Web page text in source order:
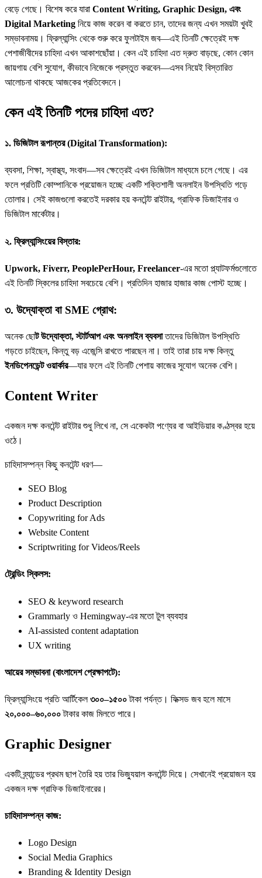
বেড়ে গেছে। বিশেষ করে যারা Content Writing, Graphic Design, এবং
Digital Marketing নিয়ে কাজ করেন বা করতে চান, তাদের জন্য এখন সময়টা খুবই
সম্ভাবনাময়। ফ্রিল্যান্সিং থেকে শুরু করে ফুলটাইম জব—এই তিনটি ক্ষেত্রেই দক্ষ
পেশাজীবীদের চাহিদা এখন আকাশছোঁয়া। কেন এই চাহিদা এত দ্রুত বাড়ছে, কোন কোন
জায়গায় বেশি সুযোগ, কীভাবে নিজেকে প্রস্তুত করবেন—এসব নিয়েই বিস্তারিত
আলোচনা থাকছে আজকের প্রতিবেদনে।
কেন এই তিনটি পদের চাহিদা এত?
১. ডিজিটাল রূপান্তর (Digital Transformation):
ব্যবসা, শিক্ষা, স্বাস্থ্য, সংবাদ—সব ক্ষেত্রেই এখন ডিজিটাল মাধ্যমে চলে গেছে। এর
ফলে প্রতিটি কোম্পানিকে প্রয়োজন হচ্ছে একটি শক্তিশালী অনলাইন উপস্থিতি গড়ে
তোলার। সেই কাজগুলো করতেই দরকার হয় কনটেন্ট রাইটার, গ্রাফিক ডিজাইনার ও
ডিজিটাল মার্কেটার।
২. ফ্রিল্যান্সিংয়ের বিস্তার:
Upwork, Fiverr, PeoplePerHour, Freelancer-এর মতো প্ল্যাটফর্মগুলোতে
এই তিনটি স্কিলের চাহিদা সবচেয়ে বেশি। প্রতিদিন হাজার হাজার কাজ পোস্ট হচ্ছে।
৩. উদ্যোক্তা বা SME গ্রোথ:
অনেক ছোট উদ্যোক্তা, স্টার্টআপ এবং অনলাইন ব্যবসাতাদের ডিজিটাল উপস্থিতি
গড়তে চাইছেন, কিন্তু বড় এজেন্সি রাখতে পারছেন না। তাই তারা চায় দক্ষ কিন্তু
ইনডিপেনডেন্ট ওয়ার্কার—যার ফলে এই তিনটি পেশায় কাজের সুযোগ অনেক বেশি।
Content Writer
একজন দক্ষ কনটেন্ট রাইটার শুধু লিখে না, সে একেকটা পণ্যের বা আইডিয়ার কণ্ঠস্বর হয়ে
ওঠে।
চাহিদাসম্পন্ন কিছু কনটেন্ট ধরণ—
SEO Blog
Product Description
Copywriting for Ads
Website Content
Scriptwriting for Videos/Reels
ট্রেন্ডিং স্কিলস:
SEO & keyword research
Grammarly ও Hemingway-এর মতো টুল ব্যবহার
AI-assisted content adaptation
UX writing
আয়ের সম্ভাবনা (বাংলাদেশ প্রেক্ষাপটে):
ফ্রিল্যান্সিংয়ে প্রতি আর্টিকেল৩০০–১৫০০টাকা পর্যন্ত। ফিক্সড জব হলে মাসে
২০,০০০–৬০,০০০টাকার কাজ মিলতে পারে।
Graphic Designer
একটি ব্র্যান্ডের প্রথম ছাপ তৈরি হয় তার ভিজ্যুয়াল কনটেন্ট দিয়ে। সেখানেই প্রয়োজন হয়
একজন দক্ষ গ্রাফিক ডিজাইনারের।
চাহিদাসম্পন্ন কাজ:
Logo Design
Social Media Graphics
Branding & Identity Design